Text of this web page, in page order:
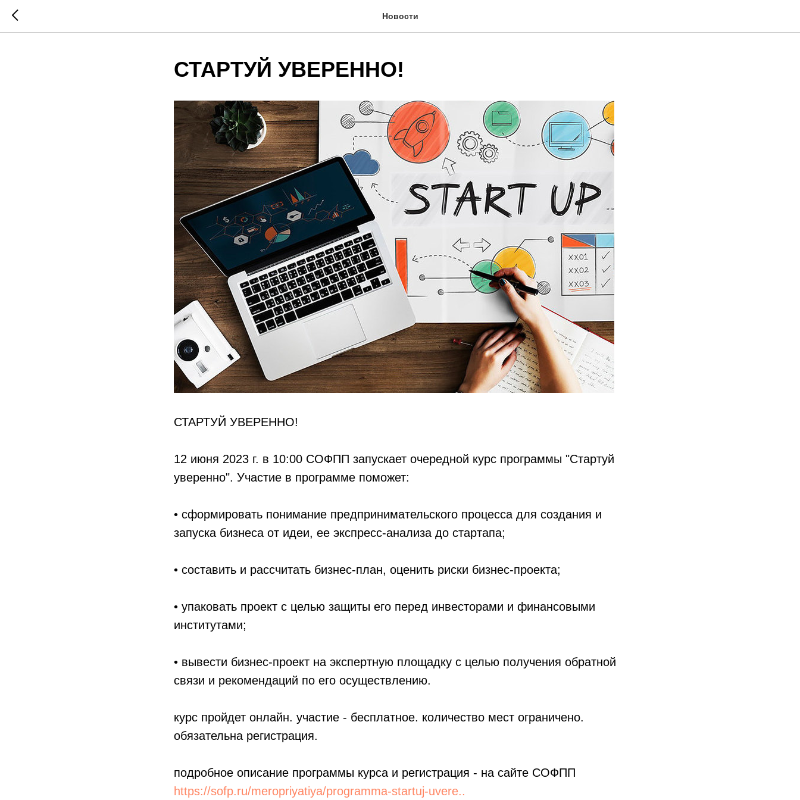
Новости
СТАРТУЙ УВЕРЕННО!
СТАРТУЙ УВЕРЕННО!
12 июня 2023 г. в 10:00 СОФПП запускает очередной курс программы "Стартуй
уверенно". Участие в программе поможет:
• сформировать понимание предпринимательского процесса для создания и
запуска бизнеса от идеи, ее экспресс-анализа до стартапа;
• составить и рассчитать бизнес-план, оценить риски бизнес-проекта;
• упаковать проект с целью защиты его перед инвесторами и финансовыми
институтами;
• вывести бизнес-проект на экспертную площадку с целью получения обратной
связи и рекомендаций по его осуществлению.
курс пройдет онлайн. участие - бесплатное. количество мест ограничено.
обязательна регистрация.
подробное описание программы курса и регистрация - на сайте СОФПП
https://sofp.ru/meropriyatiya/programma-startuj-uvere..